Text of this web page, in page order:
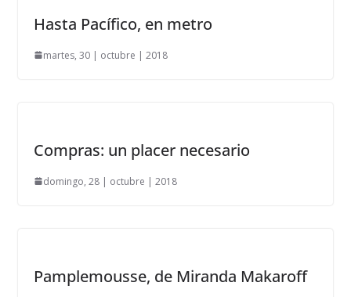
Hasta Pacífico, en metro
martes, 30 | octubre | 2018
Compras: un placer necesario
domingo, 28 | octubre | 2018
Pamplemousse, de Miranda Makaroff